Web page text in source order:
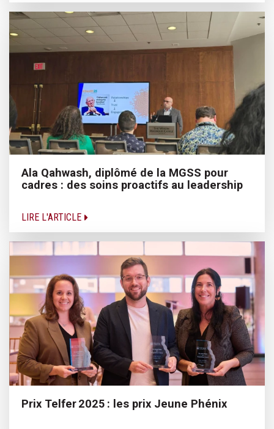
Ala Qahwash, diplômé de la MGSS pour
cadres : des soins proactifs au leadership
LIRE L'ARTICLE
Prix Telfer 2025 : les prix Jeune Phénix